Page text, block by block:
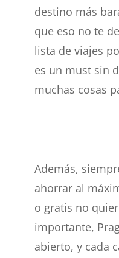
destino más
que eso no te
lista de viajes
es un must sin
muchas cosas
Además,
ahorrar al
o gratis no
importante,
abierto, y cada